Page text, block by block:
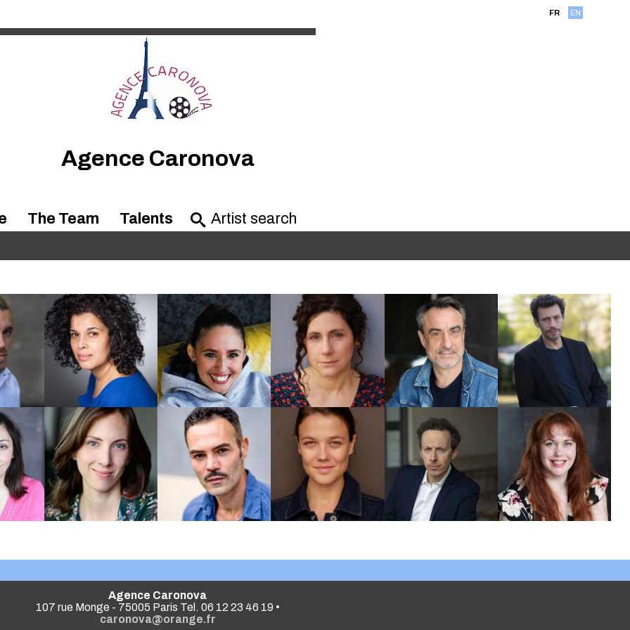
FR EN
Agence Caronova
The Team Talents
Agence Caronova
107 rue Monge - 75005 Paris Tel. 06 12 23 46 19 •
caronova@orange.fr